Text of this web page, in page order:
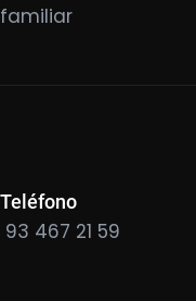
familiar
Teléfono
93 467 21 59